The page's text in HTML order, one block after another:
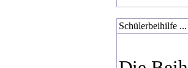
Schülerbeihilfe ...